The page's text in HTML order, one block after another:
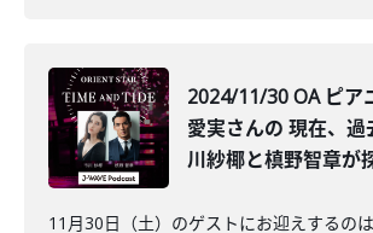
2024/11/30 OA ピア
愛実さんの 現在、
川紗椰と槙野智章が
11月30日（土）のゲストにお迎えするの